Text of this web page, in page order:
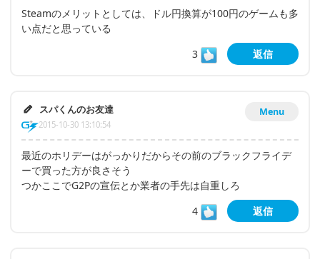
Steamのメリットとしては、ドル円換算が100円のゲームも多
い点だと思っている
3
返信
Menu
スパくんのお友達
2015-10-30 13:10:54
最近のホリデーはがっかりだからその前のブラックフライデ
ーで買った方が良さそう
つかここでG2Pの宣伝とか業者の手先は自重しろ
4
返信